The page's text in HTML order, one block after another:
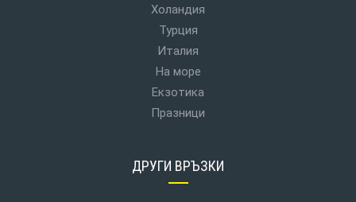
Холандия
Турция
Италия
На море
Екзотика
Празници
ДРУГИ ВРЪЗКИ